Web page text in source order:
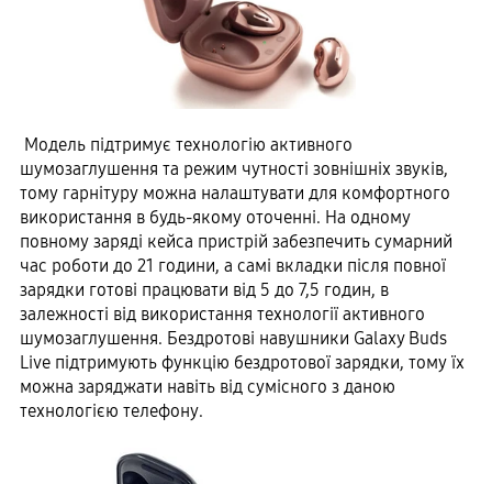
Модель підтримує технологію активного
шумозаглушення та режим чутності зовнішніх звуків,
тому гарнітуру можна налаштувати для комфортного
використання в будь-якому оточенні. На одному
повному заряді кейса пристрій забезпечить сумарний
час роботи до 21 години, а самі вкладки після повної
зарядки готові працювати від 5 до 7,5 годин, в
залежності від використання технології активного
шумозаглушення. Бездротові навушники Galaxy Buds
Live підтримують функцію бездротової зарядки, тому їх
можна заряджати навіть від сумісного з даною
технологією телефону.